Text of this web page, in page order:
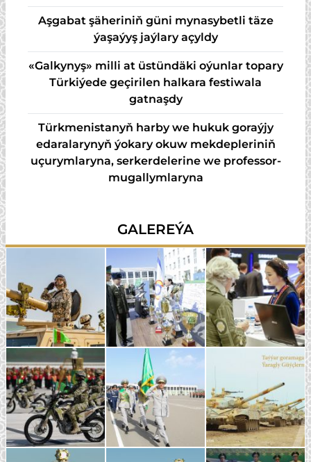
Aşgabat şäheriniň güni mynasybetli täze
ýaşaýyş jaýlary açyldy
«Galkynyş» milli at üstündäki oýunlar topary
Türkiýede geçirilen halkara festiwala
gatnaşdy
Türkmenistanyň harby we hukuk goraýjy
edaralarynyň ýokary okuw mekdepleriniň
uçurymlaryna, serkerdelerine we professor-
mugallymlaryna
GALEREÝA